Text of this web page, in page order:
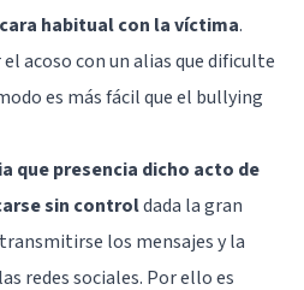
habitual con la víctima.
acoso con un alias que dificulte
es más fácil que el bullying
que presencia dicho acto de
sin controldada la gran
los mensajes y la
redes sociales. Por ello es